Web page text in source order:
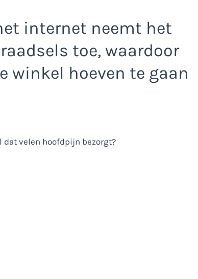
internet neemt het
toe, waardoor
winkel hoeven te gaan